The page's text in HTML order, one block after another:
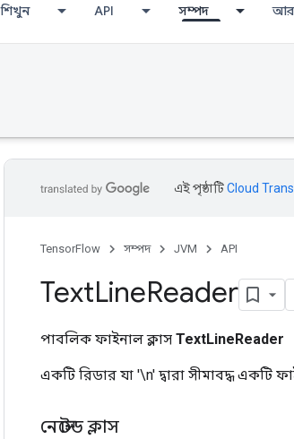
শিখুন API সম্পদ
এই পৃষ্ঠাটিCloud
TensorFlow সম্পদ JVM API
TextLineReader
পাবলিক ফাইনাল ক্লাস TextLineReader
একটি রিডার যা '\n' দ্বারা সীমাবদ্ধ
নেস্টেড ক্লাস